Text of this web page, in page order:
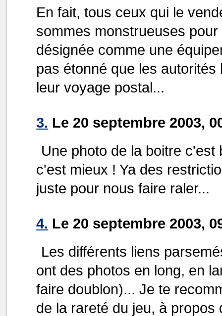
En fait, tous ceux qui le
sommes monstrueuses
désignée comme une
pas étonné que les
leur voyage postal...
3. Le 20 septembre 2003,
Une photo de la boitre
c'est mieux ! Ya des
juste pour nous faire raler...
4. Le 20 septembre 2003,
Les différents liens
ont des photos en long, en
faire doublon)... Je te
de la rareté du jeu, à propos